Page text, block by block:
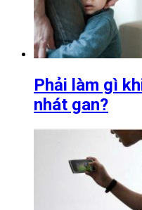
Phải làm gì
nhát gan?